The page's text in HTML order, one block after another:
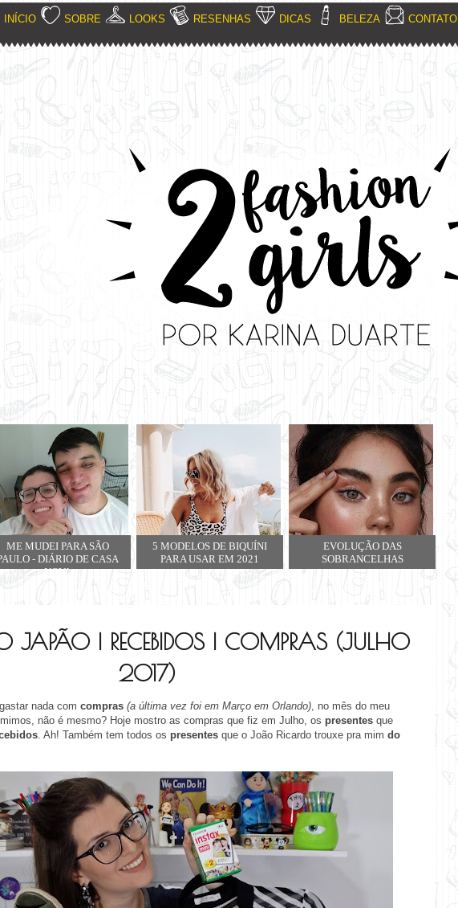
INÍCIO SOBRE LOOKS RESENHAS DICAS BELEZA CONTATO
ME MUDEI PARA SÃO
- DIÁRIO DE CASA
NOVA
5 MODELOS DE BIQUÍNI
PARA USAR EM 2021
EVOLUÇÃO DAS
SOBRANCELHAS
JAPÃO | RECEBIDOS | COMPRAS (JULHO
2017)
nada com compras (a última vez foi em Março em Orlando), no mês do meu
não é mesmo? Hoje mostro as compras que fiz em Julho, os presentes que
. Ah! Também tem todos os presentes que o João Ricardo trouxe pra mim do